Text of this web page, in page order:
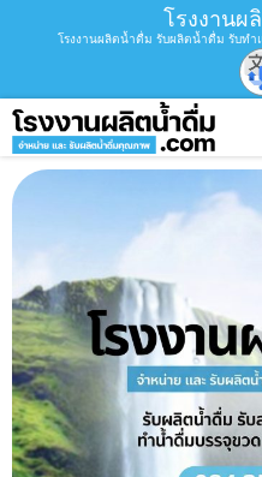
โรงงานผ
โรงงานผลิตน้ำดื่ม รับผลิตน้ำดื่ม รับ